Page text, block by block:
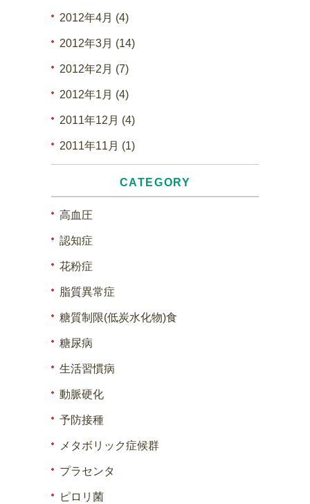
2012年4月 (4)
2012年3月 (14)
2012年2月 (7)
2012年1月 (4)
2011年12月 (4)
2011年11月 (1)
CATEGORY
高血圧
認知症
花粉症
脂質異常症
糖質制限(低炭水化物)食
糖尿病
生活習慣病
動脈硬化
予防接種
メタボリック症候群
プラセンタ
ピロリ菌